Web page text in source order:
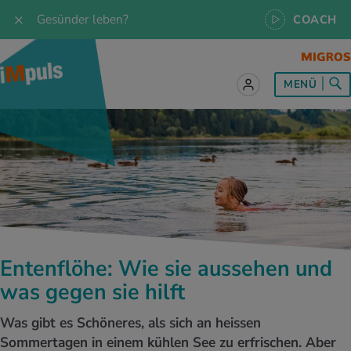
Gesünder leben? COACH
zum Thema Ernährung
Essen
zum Thema Bewegung
& Jogging
& Outdoor
Biken
zum Thema Entspannung
im Alltag
Life Balance
zum Thema Medizin
im Alltag
zum Thema Services
Test & Quizze
iMpuls
MENÜ
Entenflöhe: Wie sie aussehen und
was gegen sie hilft
Was gibt es Schöneres, als sich an heissen
Sommertagen in einem kühlen See zu erfrischen. Aber